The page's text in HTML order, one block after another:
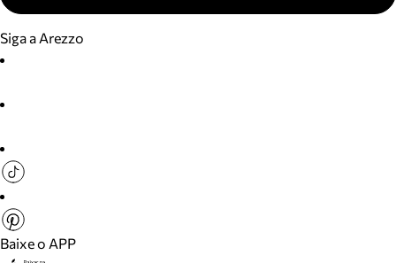
Siga a Arezzo
Baixe o APP